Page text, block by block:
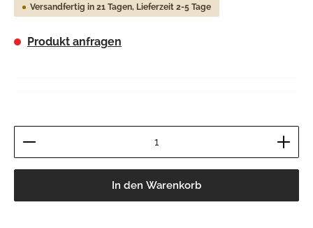
Versandfertig in 21 Tagen, Lieferzeit 2-5 Tage
Produkt anfragen
Produkt Anzahl: Gib den gewünschten Wert ein
In den Warenkorb